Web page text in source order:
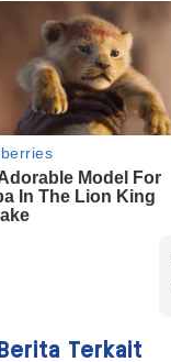
Berita Terkait